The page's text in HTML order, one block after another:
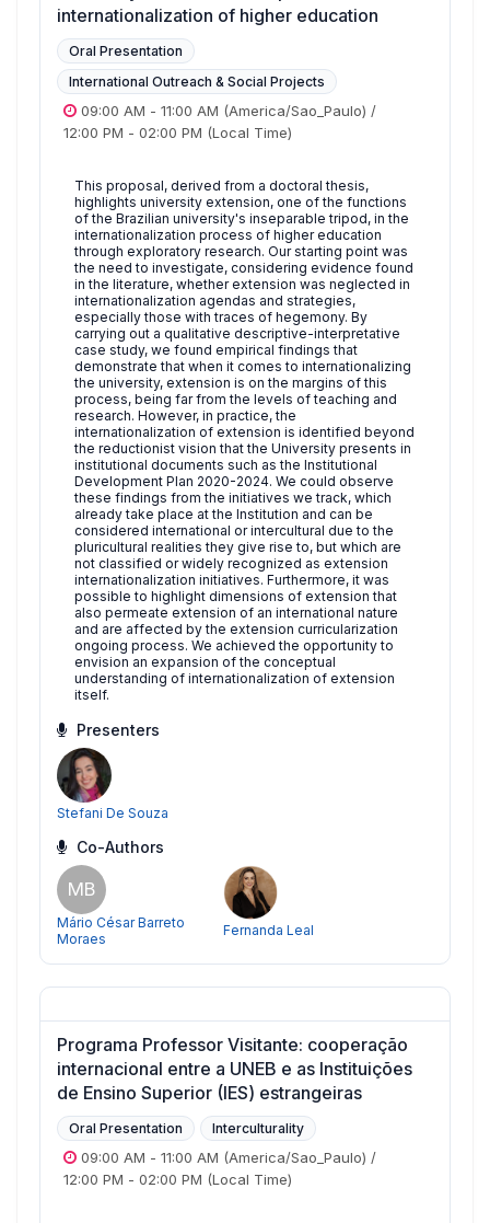
internationalization of higher education
Oral Presentation
International Outreach & Social Projects
09:00 AM - 11:00 AM (America/Sao_Paulo) /
12:00 PM - 02:00 PM (Local Time)
This proposal, derived from a doctoral thesis,
highlights university extension, one of the functions
of the Brazilian university's inseparable tripod, in the
internationalization process of higher education
through exploratory research. Our starting point was
the need to investigate, considering evidence found
in the literature, whether extension was neglected in
internationalization agendas and strategies,
especially those with traces of hegemony. By
carrying out a qualitative descriptive-interpretative
case study, we found empirical findings that
demonstrate that when it comes to internationalizing
the university, extension is on the margins of this
process, being far from the levels of teaching and
research. However, in practice, the
internationalization of extension is identified beyond
the reductionist vision that the University presents in
institutional documents such as the Institutional
Development Plan 2020-2024. We could observe
these findings from the initiatives we track, which
already take place at the Institution and can be
considered international or intercultural due to the
pluricultural realities they give rise to, but which are
not classified or widely recognized as extension
internationalization initiatives. Furthermore, it was
possible to highlight dimensions of extension that
also permeate extension of an international nature
and are affected by the extension curricularization
ongoing process. We achieved the opportunity to
envision an expansion of the conceptual
understanding of internationalization of extension
itself.
Presenters
Stefani De Souza
Co-Authors
MB
Mário César Barreto
Moraes
Fernanda Leal
Programa Professor Visitante: cooperação
internacional entre a UNEB e as Instituições
de Ensino Superior (IES) estrangeiras
Oral Presentation Interculturality
09:00 AM - 11:00 AM (America/Sao_Paulo) /
12:00 PM - 02:00 PM (Local Time)